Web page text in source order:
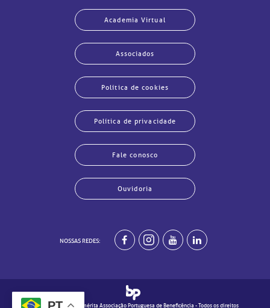
Academia Virtual
Associados
Política de cookies
Política de privacidade
Fale conosco
Ouvidoria
NOSSAS REDES:
© 2020 - Real e Benemérita Associação Portuguesa de Beneficência - Todos os direitos